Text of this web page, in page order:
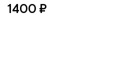
1400 ₽